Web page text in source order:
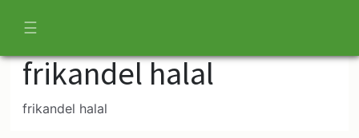
☰
frikandel halal
frikandel halal